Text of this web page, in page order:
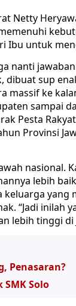
Netty
Ibu untuk
nanti
sup
massif ke
sampai
Pesta
Provinsi
nasional.
lebih
yang
“Jadi inilah
lebih tinggi di
Penasaran?
Solo